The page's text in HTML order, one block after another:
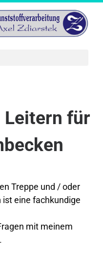
Leitern für
Treppe und / oder
eine fachkundige
mit meinem